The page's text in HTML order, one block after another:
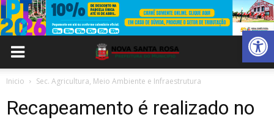
Abrir
Inicio Sec. Agricultura, Meio Ambiente e Infraestrutura
Recapeamento é realizado no